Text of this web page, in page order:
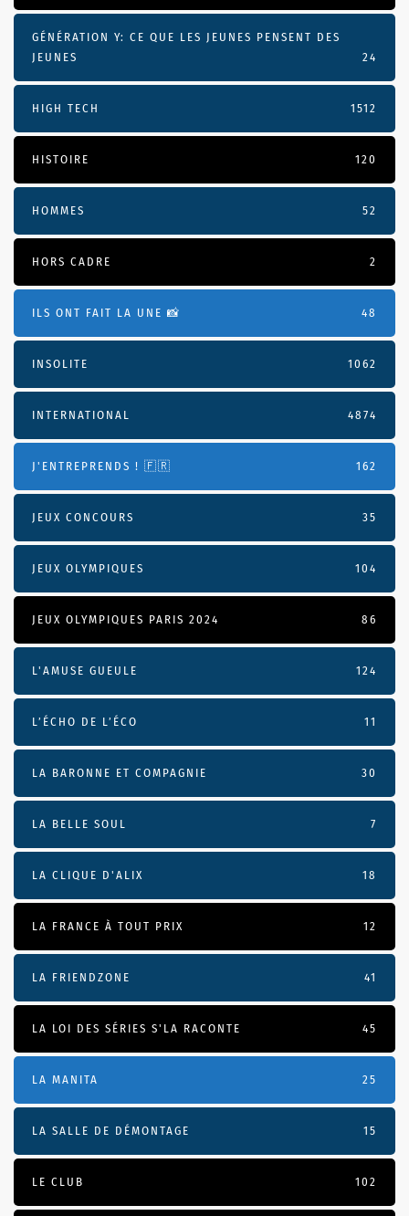
GÉNÉRATION Y: CE QUE LES JEUNES PENSENT DES
JEUNES
24
HIGH TECH 1512
HISTOIRE 120
HOMMES 52
HORS CADRE 2
ILS ONT FAIT LA UNE 📸 48
INSOLITE 1062
INTERNATIONAL 4874
J'ENTREPRENDS ! 🇫🇷 162
JEUX CONCOURS 35
JEUX OLYMPIQUES 104
JEUX OLYMPIQUES PARIS 2024 86
L'AMUSE GUEULE 124
L’ÉCHO DE L’ÉCO 11
LA BARONNE ET COMPAGNIE 30
LA BELLE SOUL 7
LA CLIQUE D'ALIX 18
LA FRANCE À TOUT PRIX 12
LA FRIENDZONE 41
LA LOI DES SÉRIES S'LA RACONTE 45
LA MANITA 25
LA SALLE DE DÉMONTAGE 15
LE CLUB 102